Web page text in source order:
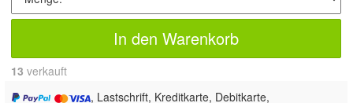
In den Warenkorb
13 verkauft
, Lastschrift, Kreditkarte, Debitkarte,